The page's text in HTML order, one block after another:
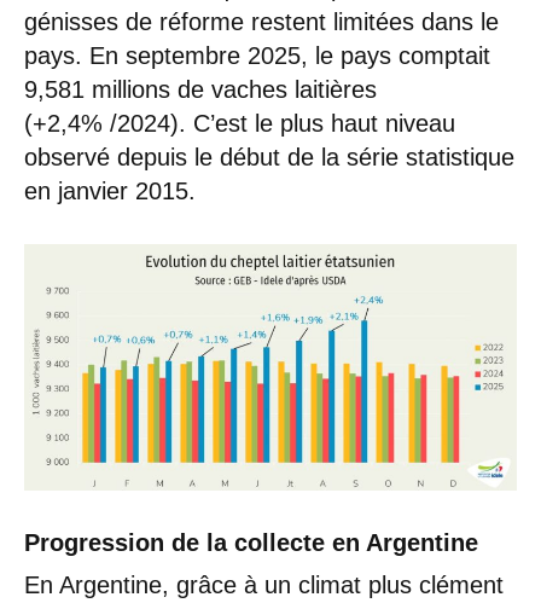
génisses de réforme restent limitées dans le
pays. En septembre 2025, le pays comptait
9,581 millions de vaches laitières
(+2,4% /2024). C’est le plus haut niveau
observé depuis le début de la série statistique
en janvier 2015.
Progression de la collecte en Argentine
En Argentine, grâce à un climat plus clément